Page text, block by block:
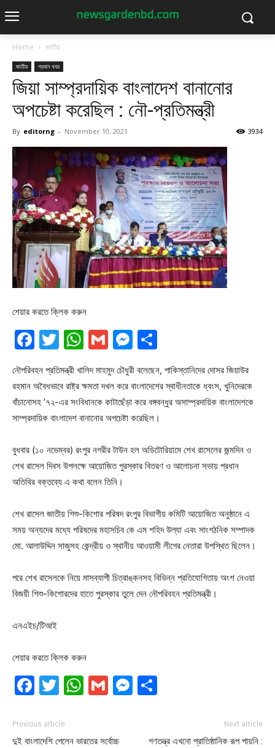
Home জাতীয়
জাতীয় প্রধান খবর
জিয়া সাম্প্রদায়িক বাংলাদেশ বানানোর
অপচেষ্টা করেছিল : নৌ-প্রতিমন্ত্রী
By editorng - November 10, 2021 3934
শেয়ার করতে ক্লিক করুন
Facebook
Twitter
WhatsApp
GmailMessenger
নৌপরিবহন প্রতিমন্ত্রী খালিদ মাহমুদ চৌধুরী বলেছেন, পাকিস্তানিদের দোসর জিয়াউর
রহমান অবৈধভাবে রাষ্ট্র ক্ষমতা দখল করে বাংলাদেশের স্বাধীনতাকে ধ্বংস, খুনিদেরকে
বাঁচানোসহ ’৭২-এর সংবিধানকে কাটাছেঁড়া করে বঙ্গবন্ধুর অসাম্প্রদায়িক বাংলাদেশকে
সাম্প্রদায়িক বাংলাদেশ বানানোর অপচেষ্টা করেছিল।
বুধবার (১০ নভেম্বর) রংপুর নগরীর টাউন হল অডিটোরিয়ামে শেখ রাসেলের জন্মদিন ও
শেখ রাসেল দিবস উপলক্ষে আয়োজিত পুরস্কার বিতরণ ও আলোচনা সভায় প্রধান
অতিথির বক্তব্যে এ কথা বলেন তিনি।
শেখ রাসেল জাতীয় শিশু-কিশোর পরিষদ রংপুর বিভাগীয় কমিটি আয়োজিত অনুষ্ঠানে এ
সময় অন্যদের মধ্যে পরিষদের মহাসচিব কে এম শহিদ উল্যা এবং সাংগঠনিক সম্পাদক
মো. আলাউদ্দিন সাজুসহ কেন্দ্রীয় ও স্থানীয় আওয়ামী লীগের নেতারা উপস্থিত ছিলেন।
পরে শেখ রাসেলকে নিয়ে মাসব্যাপী চিত্রাঙ্কনসহ বিভিন্ন প্রতিযোগিতায় অংশ নেওয়া
বিজয়ী শিশু-কিশোরদের হাতে পুরস্কার তুলে দেন নৌপরিবহন প্রতিমন্ত্রী।
এনএইচ/টিআই
শেয়ার করতে ক্লিক করুন
Facebook
Twitter
WhatsApp
GmailMessenger
Previous article
দুই বাংলাদেশি পেলেন ভারতের সর্বোচ্চ
Next article
গণতন্ত্র এখনো প্রাতিষ্ঠানিক রূপ পায়নি :